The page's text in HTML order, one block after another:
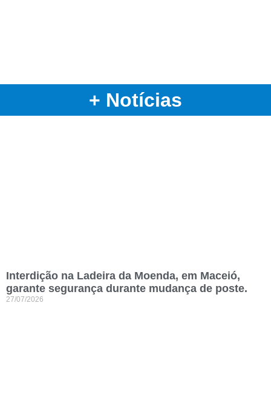
+ Notícias
Interdição na Ladeira da Moenda, em Maceió,
garante segurança durante mudança de poste.
27/07/2026